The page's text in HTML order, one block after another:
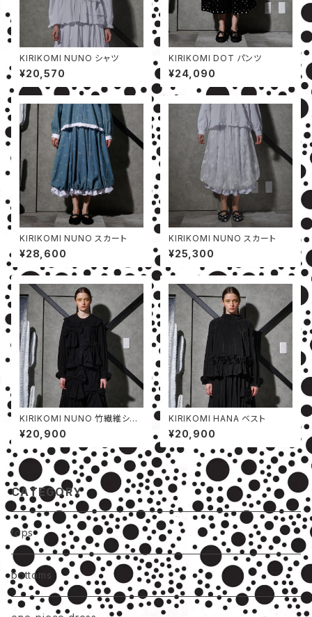
KIRIKOMI NUNO シャツ
¥20,570
KIRIKOMI DOT パンツ
¥24,090
KIRIKOMI NUNO スカート
¥28,600
KIRIKOMI NUNO スカート
¥25,300
KIRIKOMI NUNO 竹繊維シャ
ツ
¥20,900
KIRIKOMI HANA ベスト
¥20,900
CATEGORY
tops
bottoms